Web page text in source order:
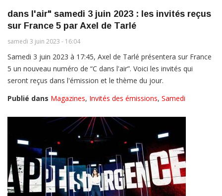
dans l'air" samedi 3 juin 2023 : les invités reçus
sur France 5 par Axel de Tarlé
samedi 3 juin 2023 - 16:04
Samedi 3 juin 2023 à 17:45, Axel de Tarlé présentera sur France
5 un nouveau numéro de “C dans l'air”. Voici les invités qui
seront reçus dans l'émission et le thème du jour.
Publié dans Magazines, Invités des émissions, Samedi